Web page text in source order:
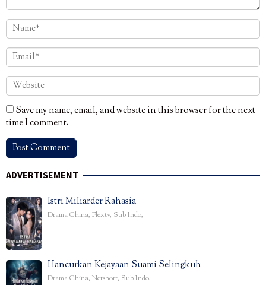
Save my name, email, and website in this browser for the next
time I comment.
ADVERTISEMENT
Istri Miliarder Rahasia
Drama China, Flextv, Sub Indo,
Hancurkan Kejayaan Suami Selingkuh
Drama China, Netshort, Sub Indo,